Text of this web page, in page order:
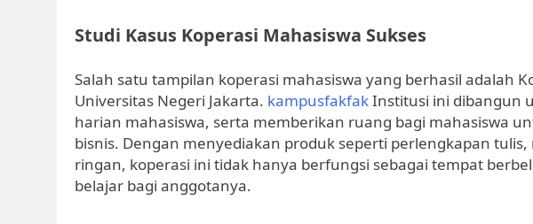
Studi Kasus Koperasi Mahasiswa Sukses
Salah satu tampilan koperasi mahasiswa yang berhasil adalah
Universitas Negeri Jakarta. kampusfakfakInstitusi ini dibangun
harian mahasiswa, serta memberikan ruang bagi mahasiswa
bisnis. Dengan menyediakan produk seperti perlengkapan
ringan, koperasi ini tidak hanya berfungsi sebagai tempat
belajar bagi anggotanya.